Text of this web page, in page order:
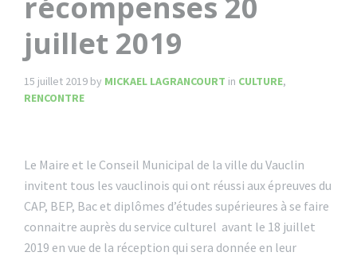
juillet 2019
15 juillet 2019 by MICKAEL LAGRANCOURT in CULTURE,
RENCONTRE
Le Maire et le Conseil Municipal de la ville du Vauclin
invitent tous les vauclinois qui ont réussi aux épreuves du
CAP, BEP, Bac et diplômes d’études supérieures à se faire
connaitre auprès du service culturel avant le 18 juillet
2019 en vue de la réception qui sera donnée en leur